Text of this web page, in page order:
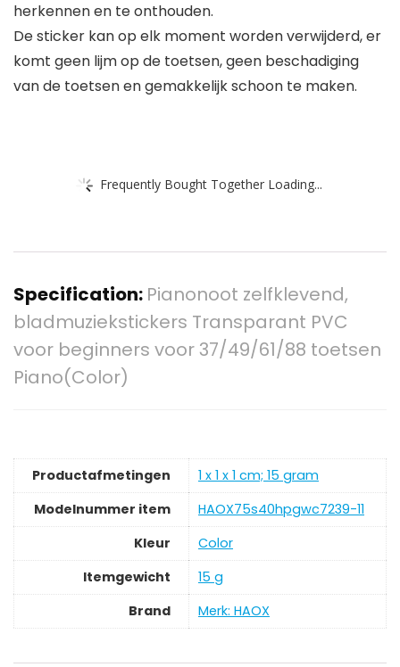
herkennen en te onthouden.
De sticker kan op elk moment worden verwijderd, er
komt geen lijm op de toetsen, geen beschadiging
van de toetsen en gemakkelijk schoon te maken.
Frequently Bought Together Loading...
Specification: Pianonoot zelfklevend,
bladmuziekstickers Transparant PVC
voor beginners voor 37/49/61/88 toetsen
Piano(Color)
Productafmetingen
‎1 x 1 x 1 cm; 15 gram
Modelnummer item
‎HAOX75s40hpgwc7239-11
Kleur
‎Color
Itemgewicht
‎15 g
Brand
Merk: HAOX